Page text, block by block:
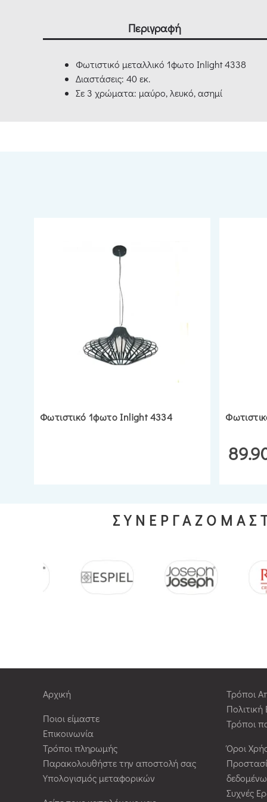
Περιγραφή
Φωτιστικό μεταλλικό 1φωτο Inlight 4338
Διαστάσεις: 40 εκ.
Σε 3 χρώματα: μαύρο, λευκό, ασημί
Φωτιστικό 1φωτο Inlight 4334
Αρχική
Ποιοι είμαστε
Επικοινωνία
Τρόποι πληρωμής
Παρακολουθήστε την αποστολή σας
Υπολογισμός μεταφορικών
Τρόποι
Τρόποι
Όροι
Συχνές